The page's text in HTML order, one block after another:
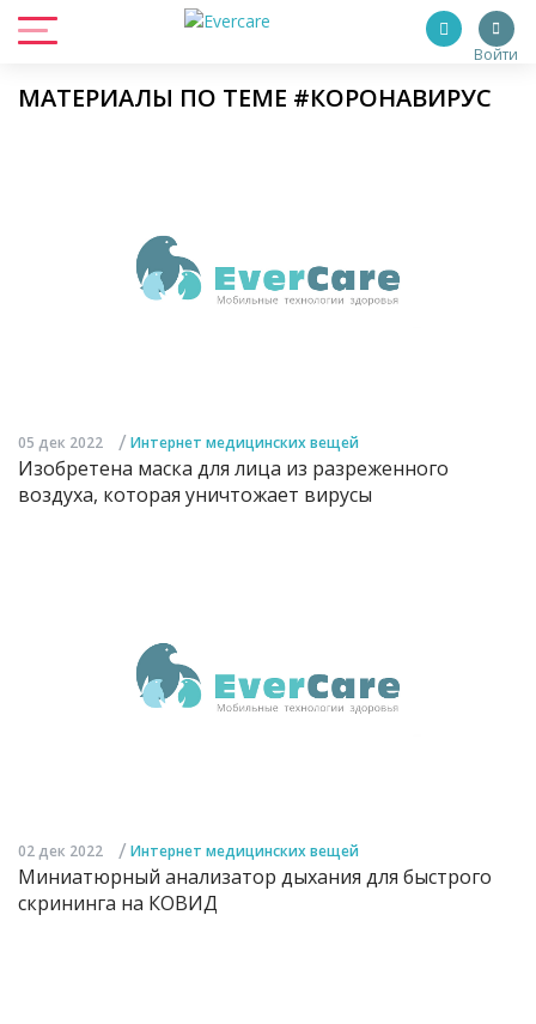
Войти
МАТЕРИАЛЫ ПО ТЕМЕ #КОРОНАВИРУС
05 дек 2022 / Интернет медицинских вещей
Изобретена маска для лица из разреженного
воздуха, которая уничтожает вирусы
02 дек 2022 / Интернет медицинских вещей
Миниатюрный анализатор дыхания для быстрого
скрининга на КОВИД